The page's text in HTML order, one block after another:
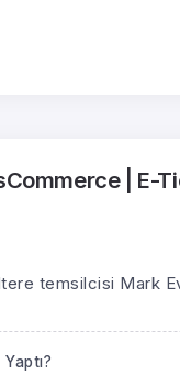
| E-
temsilcisi Mark